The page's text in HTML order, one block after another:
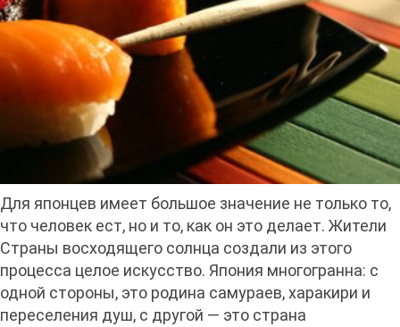
Для японцев имеет большое значение не только то,
что человек ест, но и то, как он это делает. Жители
Страны восходящего солнца создали из этого
процесса целое искусство. Япония многогранна: с
одной стороны, это родина самураев, харакири и
переселения душ, с другой — это страна